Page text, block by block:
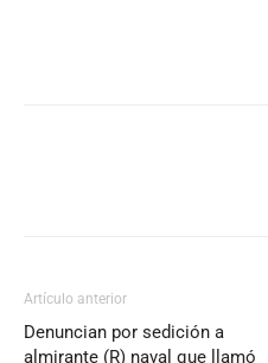
Artículo anterior
Denuncian por sedición a
almirante (R) naval que llamó